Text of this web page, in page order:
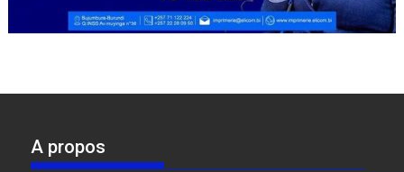
A propos